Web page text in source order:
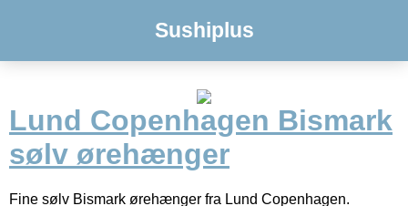
Sushiplus
Lund Copenhagen Bismark
sølv ørehænger
Fine sølv Bismark ørehænger fra Lund Copenhagen.